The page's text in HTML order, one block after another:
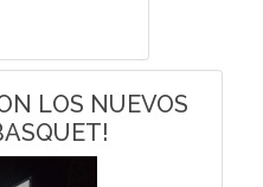
LOS NUEVOS